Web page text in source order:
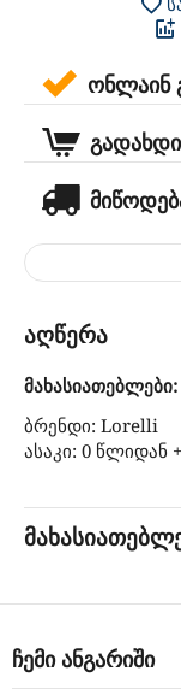
ონლაინ
აღწერა
მახასიათებლები:
ბრენდი: Lorelli
ასაკი: 0 წლიდან +
ჩემი ანგარიში